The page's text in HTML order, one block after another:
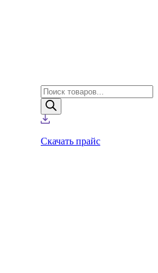
Поиск
товаров
Скачать прайс